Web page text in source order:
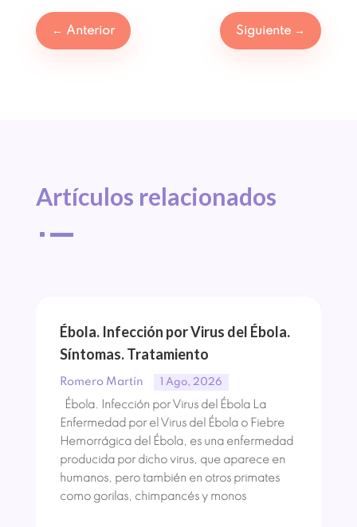
← Anterior Siguiente →
Artículos relacionados
^
Ébola. Infección por Virus del Ébola.
Síntomas. Tratamiento
Romero Martín 1 Ago, 2026
Ébola. Infección por Virus del Ébola La
Enfermedad por el Virus del Ébola o Fiebre
Hemorrágica del Ébola, es una enfermedad
producida por dicho virus, que aparece en
humanos, pero también en otros primates
como gorilas, chimpancés y monos